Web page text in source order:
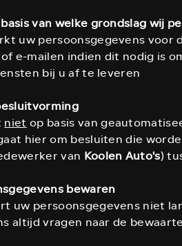
van welke grondslag wij
uw persoonsgegevens voor
e-mailen indien dit nodig is
bij u af te leveren
nietop basis van
hier om besluiten die
van Koolen Auto's)
bewaren
uw persoonsgegevens niet
altijd vragen naar de